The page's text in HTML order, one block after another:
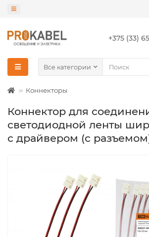
+375 (33)
Все категории
Коннекторы
Коннектор для
светодиодной ленты
с драйвером (с